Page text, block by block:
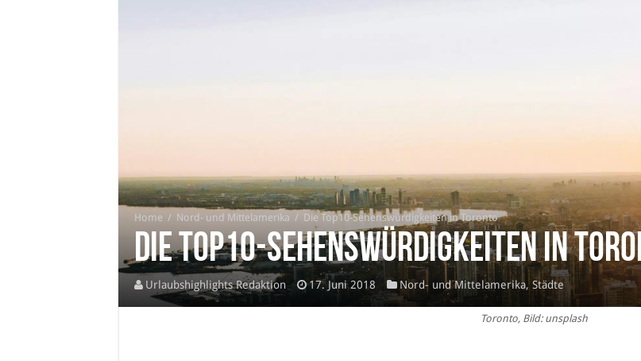
Home / Nord- und Mittelamerika / Die Top10-Sehenswürdigkeiten in Toronto
Die Top10-Sehenswürdigkeiten in
Urlaubshighlights Redaktion 17. Juni 2018 Nord- und Mittelamerika, Städte
Toronto, Bild: unsplash